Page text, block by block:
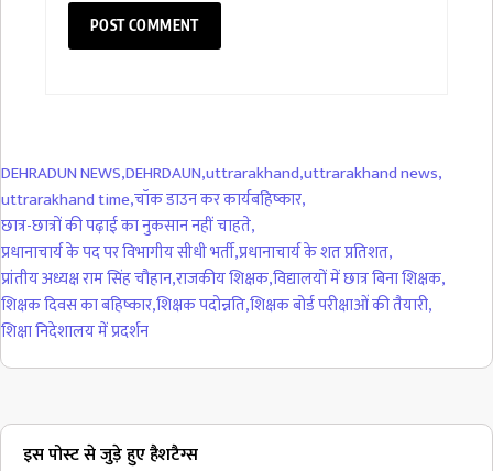
DEHRADUN NEWS,DEHRDAUN,uttrarakhand,uttrarakhand news,
uttrarakhand time,चॉक डाउन कर कार्यबहिष्कार,
छात्र-छात्रों की पढ़ाई का नुकसान नहीं चाहते,
प्रधानाचार्य के पद पर विभागीय सीधी भर्ती,प्रधानाचार्य के शत प्रतिशत,
प्रांतीय अध्यक्ष राम सिंह चौहान,राजकीय शिक्षक,विद्यालयों में छात्र बिना शिक्षक,
शिक्षक दिवस का बहिष्कार,शिक्षक पदोन्नति,शिक्षक बोर्ड परीक्षाओं की तैयारी,
शिक्षा निदेशालय में प्रदर्शन
इस पोस्ट से जुड़े हुए हैशटैग्स